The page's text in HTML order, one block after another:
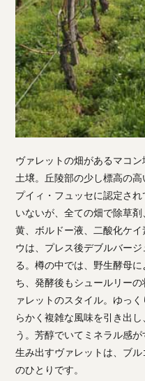
ヴァレットの畑があるマコ
土壌。丘陵部の少し標高の
プイィ・フュッセに認定さ
いないが、全ての畑で除草
黄、ボルドー液、二酸化ケ
ウは、プレス後デブルバー
る。樽の中では、野生酵母
ち、発酵後もシュールリー
ァレットのスタイル。ゆっ
らかく複雑な風味を引き出
う。芳醇でいてミネラル感
生み出すヴァレットは、ブ
のひとりです。